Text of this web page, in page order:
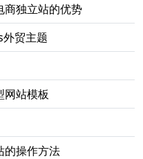
独立站的优势
贸主题
站模板
操作方法